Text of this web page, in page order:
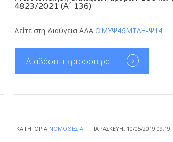
4823/2021 (Α΄ 136)
Δείτε στη Διαύγεια ΑΔΑ:ΩΜΥΨ46ΜΤΛΗ-Ψ14
Διαβάστε περισσότερα...
ΚΑΤΗΓΟΡΊΑ ΝΟΜΟΘΕΣΊΑ ΠΑΡΑΣΚΕΥΉ, 10/05/2019 09:19